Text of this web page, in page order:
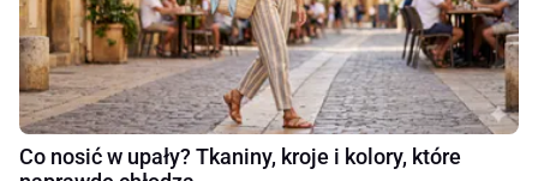
Co nosić w upały? Tkaniny, kroje i kolory, które